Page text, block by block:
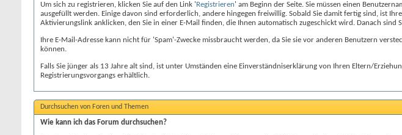
Um sich zu registrieren, klicken Sie auf den Link 'Registrieren' am Beginn der Seite. Sie müssen einen
ausgefüllt werden. Einige davon sind erforderlich, andere hingegen freiwillig. Sobald Sie damit fertig sind, ist
Aktivierungslink anklicken, den Sie in einer E-Mail finden, die Ihnen automatisch zugeschickt wird. Danach sind
Ihre E-Mail-Adresse kann nicht für 'Spam'-Zwecke missbraucht werden, da Sie sie vor anderen Benutzern
können.
Falls Sie jünger als 13 Jahre alt sind, ist unter Umständen eine Einverständniserklärung von Ihren Eltern/
Registrierungsvorgangs erhältlich.
Durchsuchen von Foren und Themen
Wie kann ich das Forum durchsuchen?